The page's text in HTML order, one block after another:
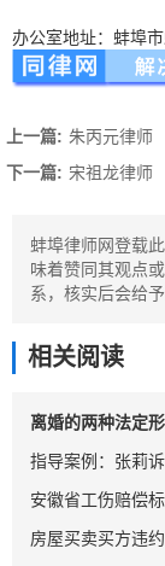
办公室地址：蚌埠
上一篇: 朱丙元律师
下一篇: 宋祖龙律师
蚌埠律师网登载
味着赞同其观点
系，核实后会给
相关阅读
离婚的两种法定
安徽省工伤赔偿
房屋买卖买方违